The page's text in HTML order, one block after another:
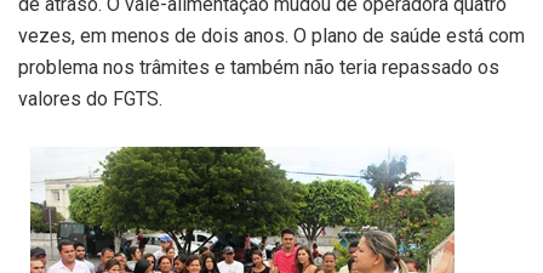
vezes, em menos de dois anos. O plano de saúde está com
problema nos trâmites e também não teria repassado os
valores do FGTS.